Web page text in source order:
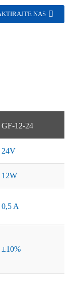
NAS
GF-12-24
24V
12W
0,5 A
±10%